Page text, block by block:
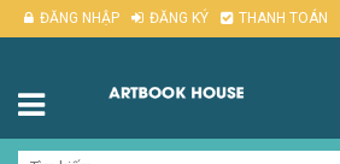
ĐĂNG NHẬP ĐĂNG KÝ THANH TOÁN